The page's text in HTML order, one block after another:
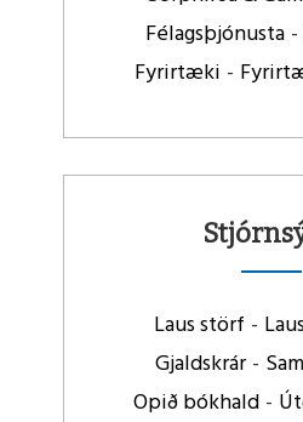
Félagsþjónusta
Fyrirtæki
Laus störf
Gjaldskrár
Opið bókhald